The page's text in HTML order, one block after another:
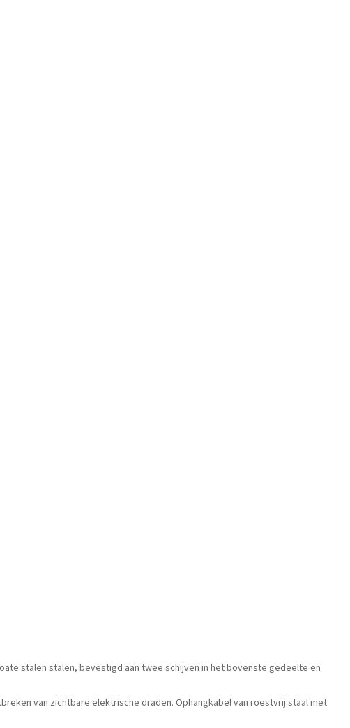
stalen stalen, bevestigd aan twee schijven in het bovenste gedeelte en
van zichtbare elektrische draden. Ophangkabel van roestvrij staal met